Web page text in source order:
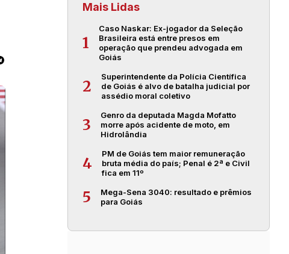
Mais Lidas
1
Caso Naskar: Ex-jogador da Seleção
Brasileira está entre presos em
operação que prendeu advogada em
Goiás
2
Superintendente da Polícia Científica
de Goiás é alvo de batalha judicial por
assédio moral coletivo
3
Genro da deputada Magda Mofatto
morre após acidente de moto, em
Hidrolândia
4
PM de Goiás tem maior remuneração
bruta média do país; Penal é 2ª e Civil
fica em 11º
5
Mega-Sena 3040: resultado e prêmios
para Goiás